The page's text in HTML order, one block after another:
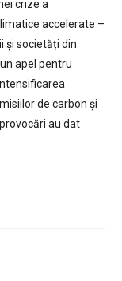
crize a
accelerate –
și societăți din
apel pentru
de carbon și
au dat